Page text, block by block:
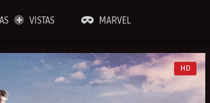
VISTAS MARVEL
HD